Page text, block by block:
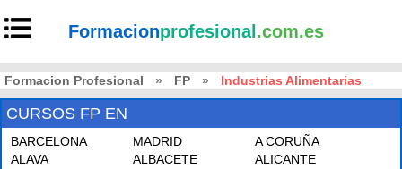
Formacionprofesional .com.es
Formacion Profesional » FP » Industrias Alimentarias
CURSOS FP EN
BARCELONA MADRID
A CORUÑA
ALAVA
ALBACETE
ALICANTE